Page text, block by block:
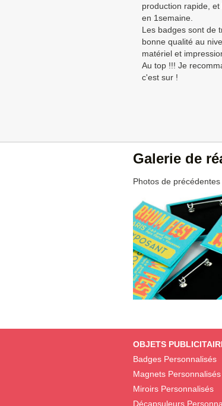
production rapide, et
en 1semaine.
Les badges sont de
bonne qualité au
matériel et
Au top !!! Je
c'est sur !
Galerie de
Photos de
OBJETS
Badges Personnalisés
Magnets Personnalisés
Miroirs Personnalisés
Décapsuleurs